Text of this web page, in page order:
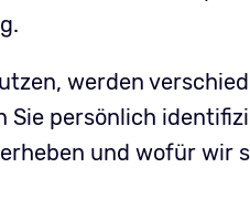
werden
Sie persönlich
und wofür wir